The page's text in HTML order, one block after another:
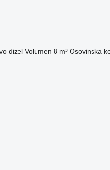
dizel Volumen 8 m³ Osovinska